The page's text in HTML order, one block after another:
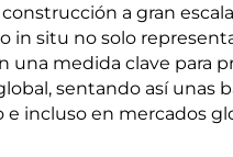
a gran
in situ no solo
una medida clave para
sentando así unas
e incluso en mercados